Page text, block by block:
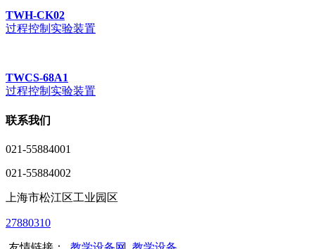
TWH-CK02
过程控制实验装置
TWCS-68A1
过程控制实验装置
联系我们
021-55884001
021-55884002
上海市松江区工业园区
27880310